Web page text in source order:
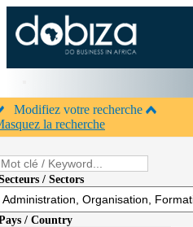
Accueil A propos de
Modifiez votre recherche
la recherche
/ Sectors
/ Country
Accueil>Entreprises
Fournisseurs